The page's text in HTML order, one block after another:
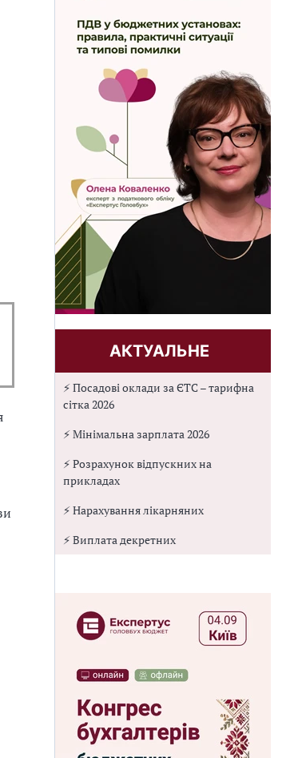
АКТУАЛЬНЕ
⚡ Посадові оклади за ЄТС – тарифна
сітка 2026
⚡ Мінімальна зарплата 2026
⚡ Розрахунок відпускних на
прикладах
⚡ Нарахування лікарняних
⚡ Виплата декретних